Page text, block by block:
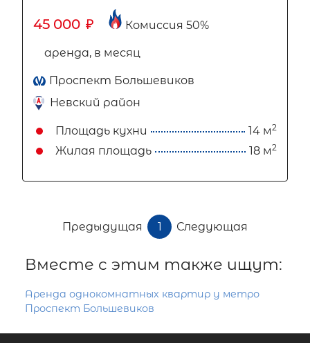
45 000 ₽ Комиссия 50%
аренда, в месяц
Проспект Большевиков
Невский район
Площадь кухни 14 м2
Жилая площадь 18 м2
Предыдущая 1 Следующая
Вместе с этим также ищут:
Аренда однокомнатных квартир у метро
Проспект Большевиков